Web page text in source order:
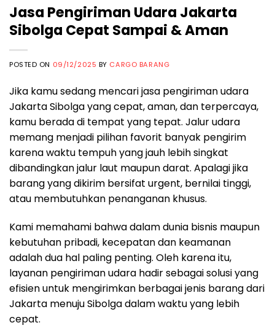
Jasa Pengiriman Udara Jakarta
Sibolga Cepat Sampai & Aman
POSTED ON 09/12/2025 BY CARGO BARANG
Jika kamu sedang mencari jasa pengiriman udara
Jakarta Sibolga yang cepat, aman, dan terpercaya,
kamu berada di tempat yang tepat. Jalur udara
memang menjadi pilihan favorit banyak pengirim
karena waktu tempuh yang jauh lebih singkat
dibandingkan jalur laut maupun darat. Apalagi jika
barang yang dikirim bersifat urgent, bernilai tinggi,
atau membutuhkan penanganan khusus.
Kami memahami bahwa dalam dunia bisnis maupun
kebutuhan pribadi, kecepatan dan keamanan
adalah dua hal paling penting. Oleh karena itu,
layanan pengiriman udara hadir sebagai solusi yang
efisien untuk mengirimkan berbagai jenis barang dari
Jakarta menuju Sibolga dalam waktu yang lebih
cepat.